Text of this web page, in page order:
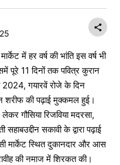
में हर वर्ष की भांति इस वर्ष भी
पूरे 11 दिनों तक पवित्र कुरान
2024, गयारवें रोजे के दिन
शरीफ की पढ़ाई मुक्कमल हुई।
गौसिया रिजविया मदरसा,
सकावी के द्वारा पढ़ाई
मार्केट स्थित दुकानदार और आस
की नमाज में शिरकत की।